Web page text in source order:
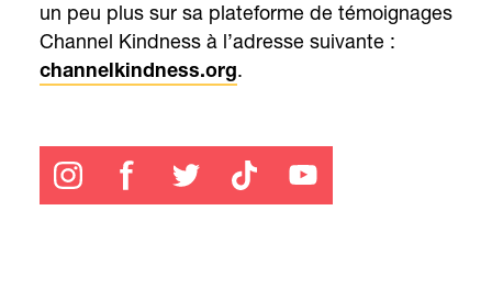
un peu plus sur sa plateforme de témoignages
Channel Kindness à l’adresse suivante :
channelkindness.org.